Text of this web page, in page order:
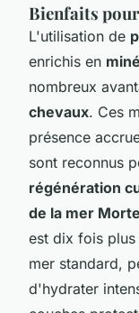
Bienfaits
L'utilisation de
enrichis en
nombreux
chevaux. Ces
présence
sont reconnus
régénération
de la mer Morte
est dix fois
mer standard,
d'hydrater